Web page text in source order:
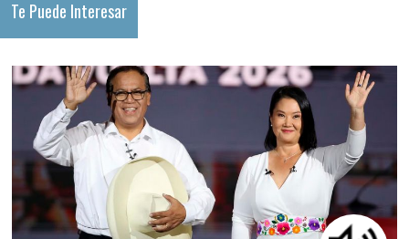
Te Puede Interesar